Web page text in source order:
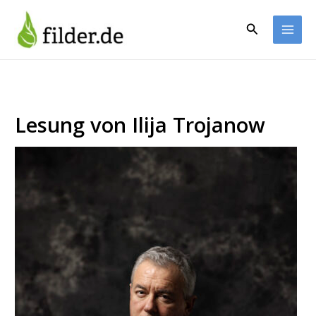
Inhalt
springen
Suchen
Lesung von Ilija Trojanow